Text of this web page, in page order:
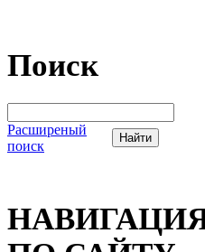
Поиск
Расширеный
поиск